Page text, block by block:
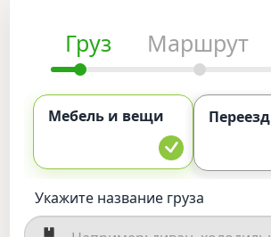
Груз Маршрут
Мебель и вещи Переезд
Укажите название груза